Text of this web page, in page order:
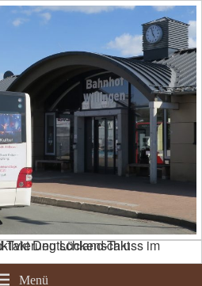
Menü